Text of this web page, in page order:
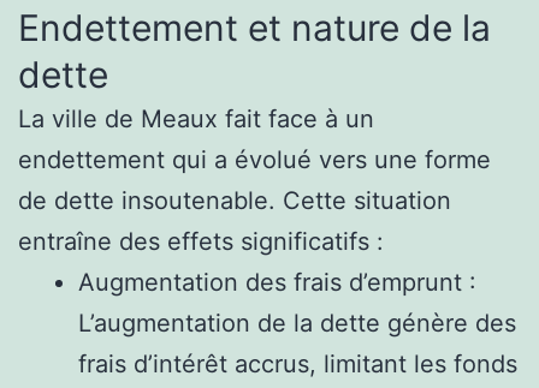
Endettement et nature de la
dette
La ville de Meaux fait face à un
endettement qui a évolué vers une forme
de dette insoutenable. Cette situation
entraîne des effets significatifs :
Augmentation des frais d’emprunt :
L’augmentation de la dette génère des
frais d’intérêt accrus, limitant les fonds